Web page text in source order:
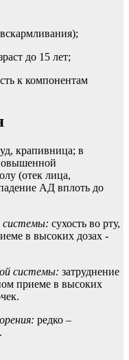
до 15 лет;
к компонентам
крапивница; в
(отек лица,
АД вплоть до
системы: сухость во рту,
в высоких дозах -
системы: затруднение
приеме в высоких
редко –